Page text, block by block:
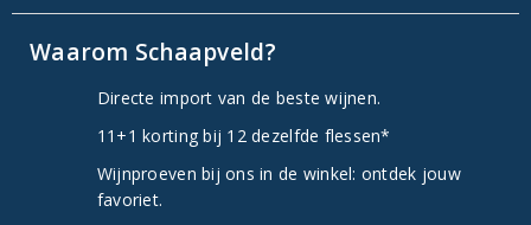
Waarom Schaapveld?
Directe import van de beste wijnen.
11+1 korting bij 12 dezelfde flessen*
Wijnproeven bij ons in de winkel: ontdek jouw
favoriet.